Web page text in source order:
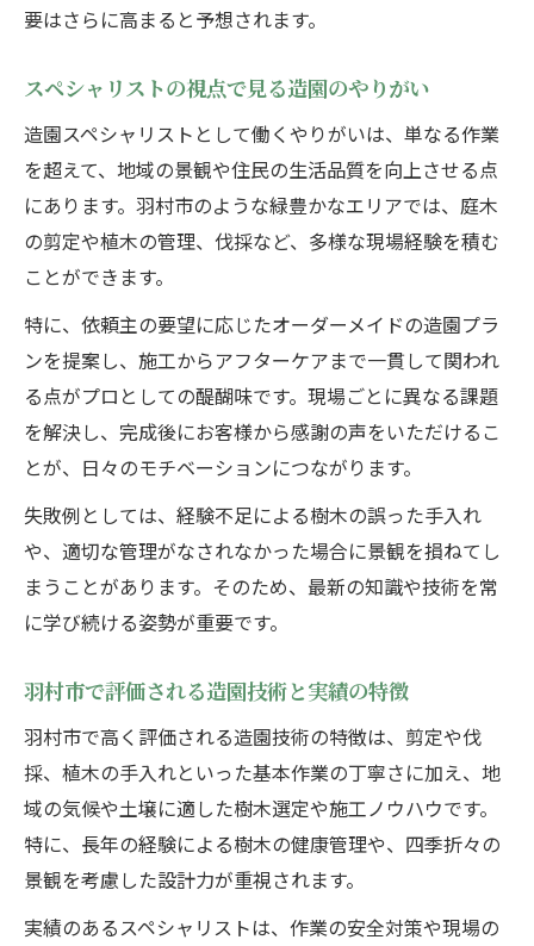
要はさらに高まると予想されます。
スペシャリストの視点で見る造園のやりがい
造園スペシャリストとして働くやりがいは、単なる作業
を超えて、地域の景観や住民の生活品質を向上させる点
にあります。羽村市のような緑豊かなエリアでは、庭木
の剪定や植木の管理、伐採など、多様な現場経験を積む
ことができます。
特に、依頼主の要望に応じたオーダーメイドの造園プラ
ンを提案し、施工からアフターケアまで一貫して関われ
る点がプロとしての醍醐味です。現場ごとに異なる課題
を解決し、完成後にお客様から感謝の声をいただけるこ
とが、日々のモチベーションにつながります。
失敗例としては、経験不足による樹木の誤った手入れ
や、適切な管理がなされなかった場合に景観を損ねてし
まうことがあります。そのため、最新の知識や技術を常
に学び続ける姿勢が重要です。
羽村市で評価される造園技術と実績の特徴
羽村市で高く評価される造園技術の特徴は、剪定や伐
採、植木の手入れといった基本作業の丁寧さに加え、地
域の気候や土壌に適した樹木選定や施工ノウハウです。
特に、長年の経験による樹木の健康管理や、四季折々の
景観を考慮した設計力が重視されます。
実績のあるスペシャリストは、作業の安全対策や現場の